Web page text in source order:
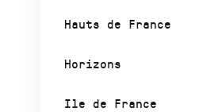
Hauts de France
Horizons
Ile de France